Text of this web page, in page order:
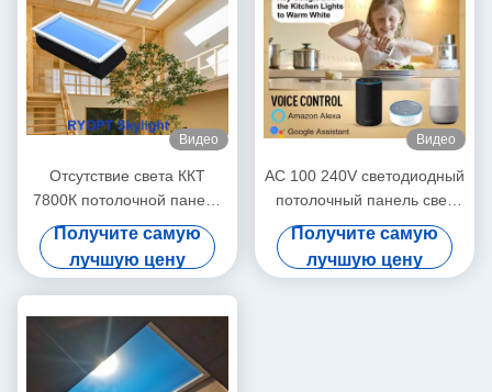
Видео
Отсутствие света ККТ
7800К потолочной панели
СИД голубого неба
фликера практически
Получите самую
лучшую цену
Видео
AC 100 240V светодиодный
потолочный панель свет
управляемый
приложениями
дистанционного
Получите самую
лучшую цену